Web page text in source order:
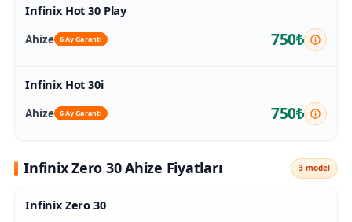
Infinix Hot 30 Play
Ahize 6 Ay Garanti 750₺
Infinix Hot 30i
Ahize 6 Ay Garanti 750₺
Infinix Zero 30 Ahize Fiyatları 3 model
Infinix Zero 30